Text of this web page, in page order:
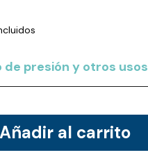
presión y otros usos
Añadir al carrito